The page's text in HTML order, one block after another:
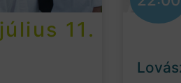
július 11.